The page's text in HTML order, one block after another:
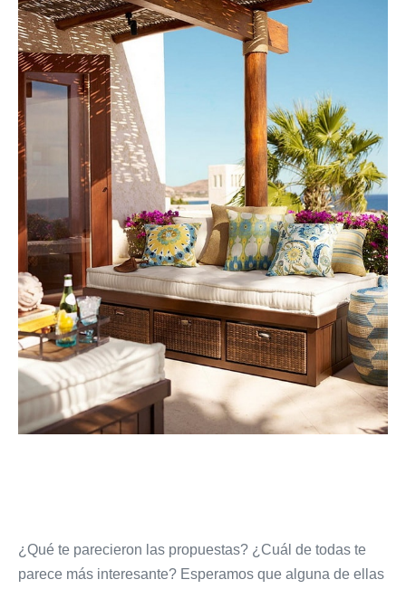
¿Qué te parecieron las propuestas? ¿Cuál de todas te
parece más interesante? Esperamos que alguna de ellas